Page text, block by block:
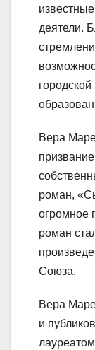
деятели.
Вера
роман,
огромное
роман
Союза.
Вера
и